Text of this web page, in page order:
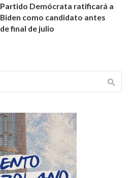
Partido Demócrata ratificará a
Biden como candidato antes
de final de julio